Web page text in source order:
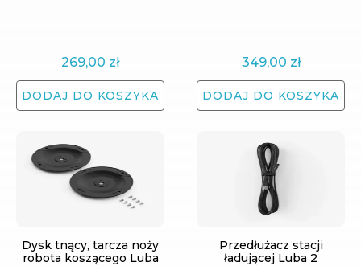
269,00 zł
DODAJ DO KOSZYKA
349,00 zł
DODAJ DO KOSZYKA
Dysk tnący, tarcza noży
robota koszącego Luba
Przedłużacz stacji
ładującej Luba 2